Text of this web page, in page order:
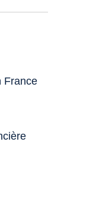
France